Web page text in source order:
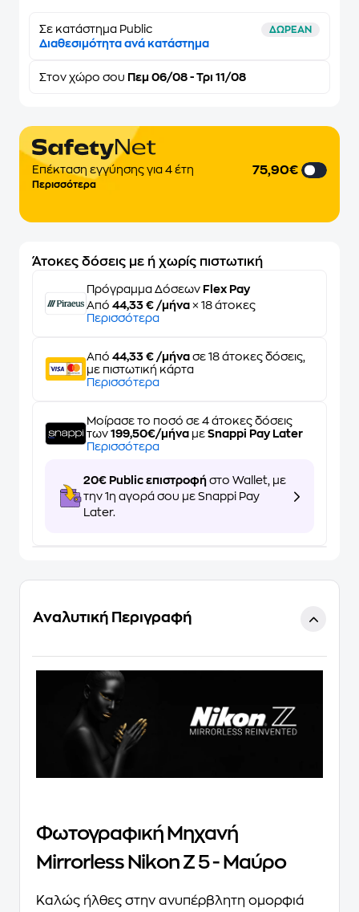
Σε κατάστημα Public ΔΩΡΕΑΝ
Διαθεσιμότητα ανά κατάστημα
Στον χώρο σου Πεμ 06/08 - Τρι 11/08
Επέκταση εγγύησης για 4 έτη
Περισσότερα
75,90€
Άτοκες δόσεις με ή χωρίς πιστωτική
Πρόγραμμα Δόσεων Flex Pay
Από 44,33 € /μήνα × 18 άτοκες
Περισσότερα
Από 44,33 € /μήνα σε 18 άτοκες δόσεις,
με πιστωτική κάρτα
Περισσότερα
Μοίρασε το ποσό σε 4 άτοκες δόσεις
των 199,50€/μήνα με Snappi Pay Later
Περισσότερα
20€ Public επιστροφή στο Wallet, με
την 1η αγορά σου με Snappi Pay
Later.
Αναλυτική Περιγραφή
Φωτογραφική Μηχανή
Mirrorless Nikon Z 5 - Μαύρο
Καλώς ήλθες στην ανυπέρβλητη ομορφιά